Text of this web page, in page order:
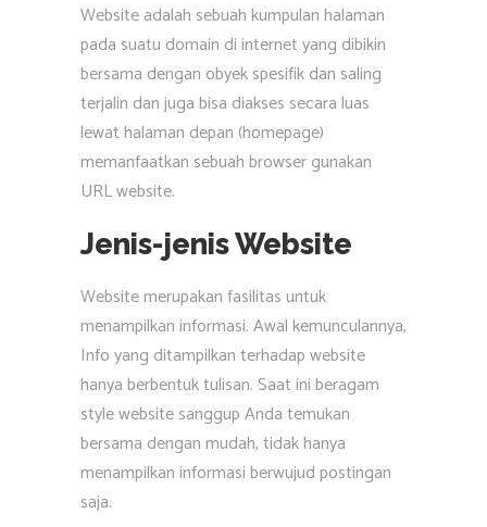
Website adalah sebuah kumpulan halaman
pada suatu domain di internet yang dibikin
bersama dengan obyek spesifik dan saling
terjalin dan juga bisa diakses secara luas
lewat halaman depan (homepage)
memanfaatkan sebuah browser gunakan
URL website.
Jenis-jenis Website
Website merupakan fasilitas untuk
menampilkan informasi. Awal kemunculannya,
Info yang ditampilkan terhadap website
hanya berbentuk tulisan. Saat ini beragam
style website sanggup Anda temukan
bersama dengan mudah, tidak hanya
menampilkan informasi berwujud postingan
saja.